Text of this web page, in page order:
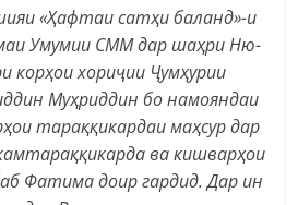
«Ҳафтаи сатҳи баланд»-и
Умумии СММ дар шаҳри Ню-
корҳои хориҷии Ҷумҳурии
Муҳриддин бо намояндаи
тараққикардаи маҳсур дар
ва кишварҳои
Фатима доир гардид. Дар ин